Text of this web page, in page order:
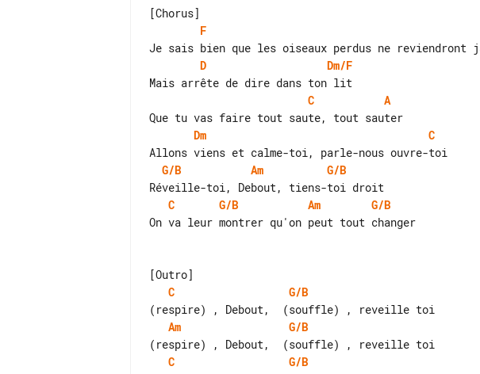
F
D
Dm/F
C
A
Dm
C
G/B
Am
G/B
C
G/B Am
G/B
On va leur montrer qu'on peut tout changer
C
G/B
Am
G/B
C
G/B